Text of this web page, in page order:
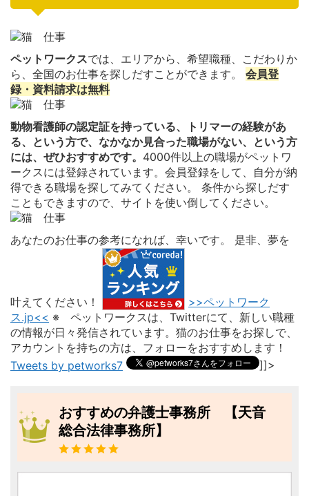
ペットワークスでは、エリアから、希望職種、こだわりか
ら、全国のお仕事を探しだすことができます。 会員登
録・資料請求は無料
動物看護師の認定証を持っている、トリマーの経験があ
る、という方で、なかなか見合った職場がない、という方
には、ぜひおすすめです。 4000件以上の職場がペットワ
ークスには登録されています。会員登録をして、自分が納
得できる職場を探してみてください。 条件から探しだす
こともできますので、サイトを使い倒してください。
あなたのお仕事の参考になれば、幸いです。 是非、夢を
叶えてください！
>>ペットワーク
ス.jp<< ※ ペットワークスは、Twitterにて、新しい職種
の情報が日々発信されています。猫のお仕事をお探しで、
アカウントを持ちの方は、フォローをおすすめします！
Tweets by petworks7
]]>
おすすめの弁護士事務所 【天音
総合法律事務所】